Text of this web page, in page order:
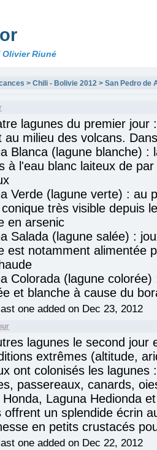
Riuné
> Chili - Bolivie 2012 > San Pedro de
lagunes du premier jour
au milieu des volcans.
Blanca (lagune blanche) :
à l'eau blanc laiteux de
Verde (lagune verte) : au
très visible depuis
en arsenic
Salada (lagune salée) :
est notamment alimentée
Colorada (lagune
et blanche à cause du
one added on Dec 23, 2012
lagunes le second jour
extrêmes (altitude,
ont colonisés les lagunes
passereaux, canards,
Honda, Laguna Hedionda
offrent un splendide écrin
en petits crustacés
one added on Dec 22, 2012